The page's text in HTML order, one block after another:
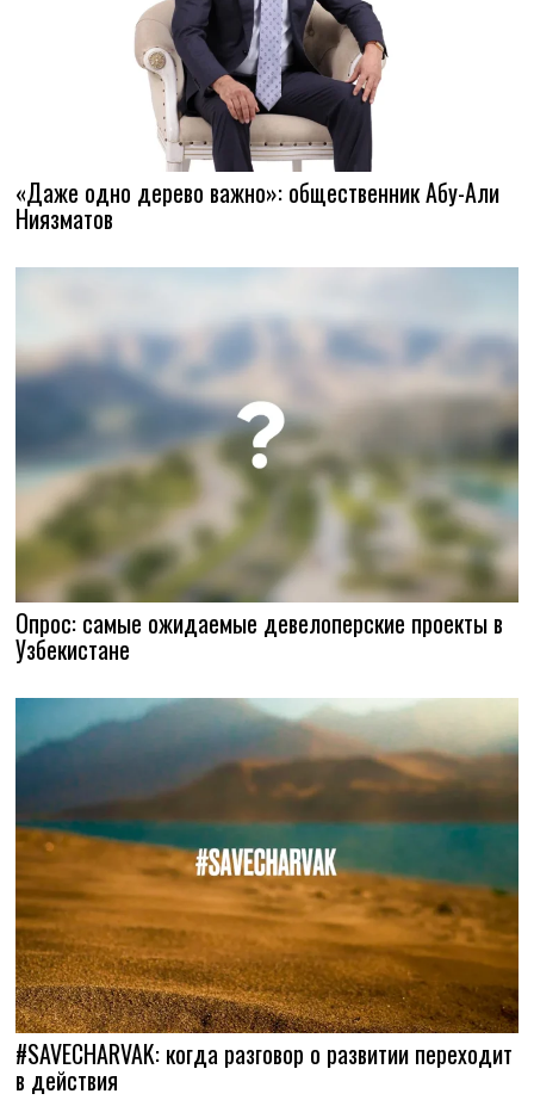
«Даже одно дерево важно»: общественник Абу-Али
Ниязматов
Опрос: самые ожидаемые девелоперские проекты в
Узбекистане
#SAVECHARVAK: когда разговор о развитии переходит
в действия